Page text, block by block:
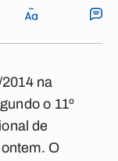
na
o 11º
de
O